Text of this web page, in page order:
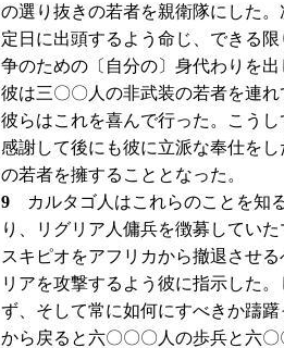
の選り抜きの若者を親衛隊にした
定日に出頭するよう命じ、できる
争のための〔自分の〕身代わりを
彼は三〇〇人の非武装の若者を連
彼らはこれを喜んで行った。こう
感謝して後にも彼に立派な奉仕を
の若者を擁することとなった。
9 カルタゴ人はこれらのことを知
り、リグリア人傭兵を徴募してい
スキピオをアフリカから撤退させ
リアを攻撃するよう彼に指示した
ず、そして常に如何にすべきか躊
から戻ると六〇〇〇人の歩兵と六